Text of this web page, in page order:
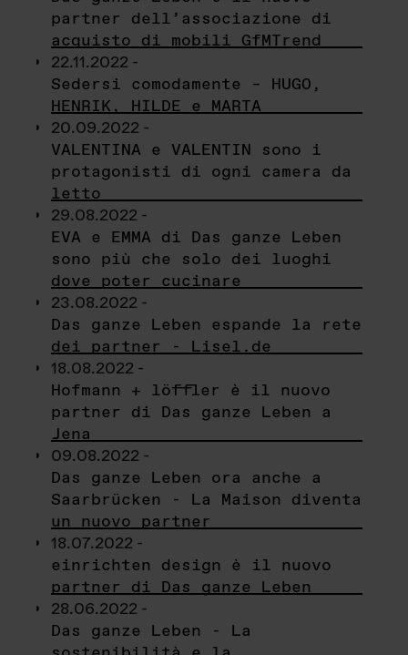
partner dell’associazione di
acquisto di mobili GfMTrend
22.11.2022 -
Sedersi comodamente – HUGO,
HENRIK, HILDE e MARTA
20.09.2022 -
VALENTINA e VALENTIN sono i
protagonisti di ogni camera da
letto
29.08.2022 -
EVA e EMMA di Das ganze Leben
sono più che solo dei luoghi
dove poter cucinare
23.08.2022 -
Das ganze Leben espande la rete
dei partner - Lisel.de
18.08.2022 -
Hofmann + löffler è il nuovo
partner di Das ganze Leben a
Jena
09.08.2022 -
Das ganze Leben ora anche a
Saarbrücken - La Maison diventa
un nuovo partner
18.07.2022 -
einrichten design è il nuovo
partner di Das ganze Leben
28.06.2022 -
Das ganze Leben - La